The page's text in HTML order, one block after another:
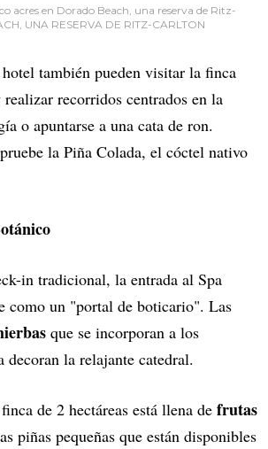
acres en Dorado Beach, una reserva de Ritz-
UNA RESERVA DE RITZ-CARLTON
también pueden visitar la finca
recorridos centrados en la
o apuntarse a una cata de ron.
la Piña Colada, el cóctel nativo
in tradicional, la entrada al Spa
como un "portal de boticario". Las
que se incorporan a los
decoran la relajante catedral.
de 2 hectáreas está llena de frutas
piñas pequeñas que están disponibles